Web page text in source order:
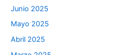
Junio 2025
Mayo 2025
Abril 2025